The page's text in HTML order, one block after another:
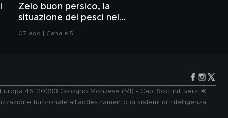
Zelo buon persico, la
situazione dei pesci nel
laghetto
07 ago | Canale 5
46, 20093 Cologno Monzese (MI) - Cap. Soc. int. vers. €
funzionale all'addestramento di sistemi di intelligenza